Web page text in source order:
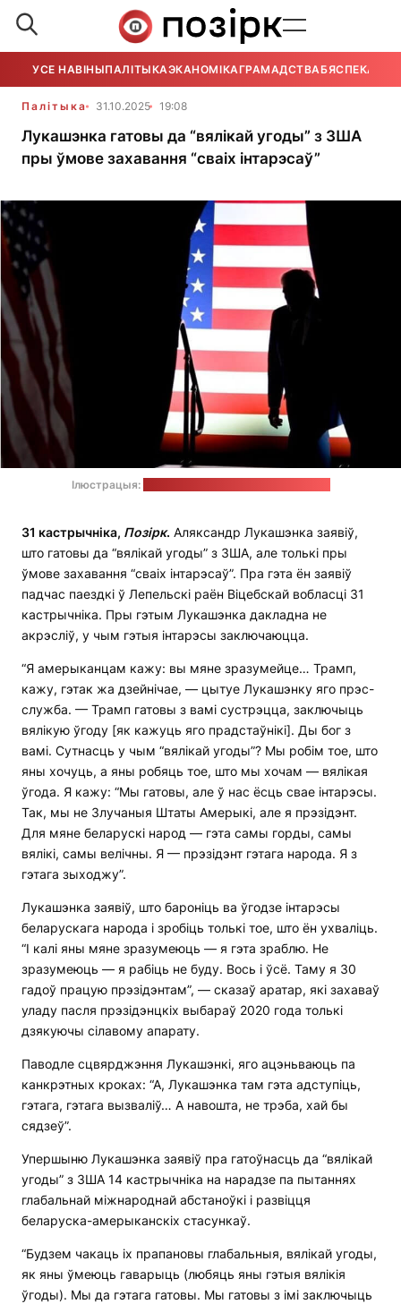
УСЕ НАВІНЫПАЛІТЫКАЭКАНОМІКАГРАМАДСТВАБЯСПЕКА
Палітыка 31.10.2025 19:08
Лукашэнка гатовы да “вялікай угоды” з ЗША
пры ўмове захавання “сваіх інтарэсаў”
Ілюстрацыя:
31 кастрычніка, Позірк. Аляксандр Лукашэнка заявіў,
што гатовы да “вялікай угоды” з ЗША, але толькі пры
ўмове захавання “сваіх інтарэсаў”. Пра гэта ён заявіў
падчас паездкі ў Лепельскі раён Віцебскай вобласці 31
кастрычніка. Пры гэтым Лукашэнка дакладна не
акрэсліў, у чым гэтыя інтарэсы заключаюцца.
“Я амерыканцам кажу: вы мяне зразумейце… Трамп,
кажу, гэтак жа дзейнічае, — цытуе Лукашэнку яго прэс-
служба. — Трамп гатовы з вамі сустрэцца, заключыць
вялікую ўгоду [як кажуць яго прадстаўнікі]. Ды бог з
вамі. Сутнасць у чым “вялікай угоды”? Мы робім тое, што
яны хочуць, а яны робяць тое, што мы хочам — вялікая
ўгода. Я кажу: “Мы гатовы, але ў нас ёсць свае інтарэсы.
Так, мы не Злучаныя Штаты Амерыкі, але я прэзідэнт.
Для мяне беларускі народ — гэта самы горды, самы
вялікі, самы велічны. Я — прэзідэнт гэтага народа. Я з
гэтага зыходжу”.
Лукашэнка заявіў, што бароніць ва ўгодзе інтарэсы
беларускага народа і зробіць толькі тое, што ён ухваліць.
“І калі яны мяне зразумеюць — я гэта зраблю. Не
зразумеюць — я рабіць не буду. Вось і ўсё. Таму я 30
гадоў працую прэзідэнтам”, — сказаў аратар, які захаваў
уладу пасля прэзідэнцкіх выбараў 2020 года толькі
дзякуючы сілавому апарату.
Паводле сцвярджэння Лукашэнкі, яго ацэньваюць па
канкрэтных кроках: “А, Лукашэнка там гэта адступіць,
гэтага, гэтага вызваліў… А навошта, не трэба, хай бы
сядзеў”.
Упершыню Лукашэнка заявіў пра гатоўнасць да “вялікай
угоды” з ЗША 14 кастрычніка на нарадзе па пытаннях
глабальнай міжнароднай абстаноўкі і развіцця
беларуска-амерыканскіх стасункаў.
“Будзем чакаць іх прапановы глабальныя, вялікай угоды,
як яны ўмеюць гаварыць (любяць яны гэтыя вялікія
ўгоды). Мы да гэтага гатовы. Мы гатовы з імі заключыць